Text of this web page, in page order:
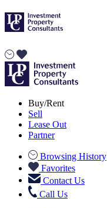
Buy/Rent
Sell
Lease Out
Partner
Browsing History
Favorites
Contact Us
Call Us